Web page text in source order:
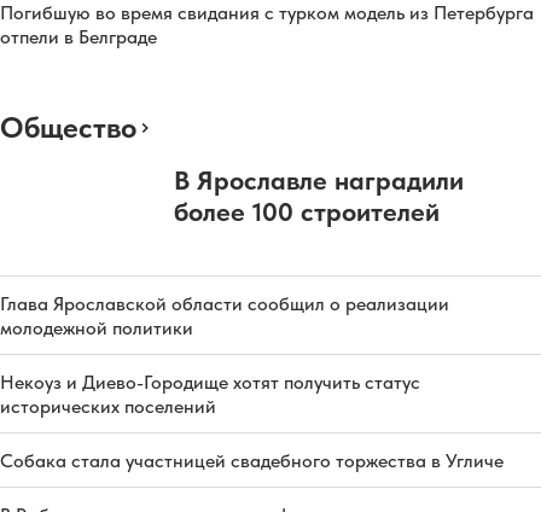
Погибшую во время свидания с турком модель из Петербурга
отпели в Белграде
Общество
В Ярославле наградили
более 100 строителей
Глава Ярославской области сообщил о реализации
молодежной политики
Некоуз и Диево-Городище хотят получить статус
исторических поселений
Собака стала участницей свадебного торжества в Угличе